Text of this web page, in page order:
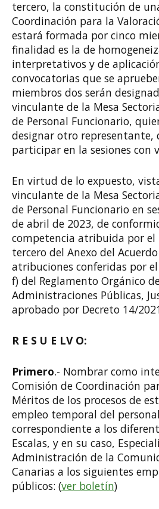
tercero, la constitución de
Coordinación para la
estará formada por cinco
finalidad es la de
interpretativos y de
convocatorias que se
miembros dos serán
vinculante de la Mesa
de Personal Funcionario,
designar otro representante,
participar en la sesiones con
En virtud de lo expuesto,
vinculante de la Mesa
de Personal Funcionario en
de abril de 2023, de
competencia atribuida por
tercero del Anexo del
atribuciones conferidas por
f) del Reglamento Orgánico
Administraciones Públicas,
aprobado por Decreto 14/
R E S U E LV O:
Primero.- Nombrar como
Comisión de Coordinación
Méritos de los procesos de
empleo temporal del
correspondiente a los
Escalas, y en su caso,
Administración de la
Canarias a los siguientes
públicos: (ver boletín)